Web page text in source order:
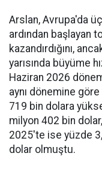
Arslan, Avrupa'da
ardından başlayan
kazandır­dığını,
yarısında büyüme
Haziran 2026
aynı dönemine
719 bin dolara
milyon 402 bin
2025'te ise yüzde
dolar olmuştu.